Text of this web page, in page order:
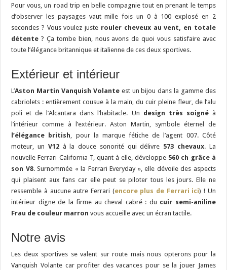
Pour vous, un road trip en belle compagnie tout en prenant le temps
d’observer les paysages vaut mille fois un 0 à 100 explosé en 2
secondes ? Vous voulez juste rouler cheveux au vent, en totale
détente ? Ça tombe bien, nous avons de quoi vous satisfaire avec
toute l’élégance britannique et italienne de ces deux sportives.
Extérieur et intérieur
L’Aston Martin Vanquish Volanteest un bijou dans la gamme des
cabriolets : entièrement cousue à la main, du cuir pleine fleur, de l’alu
poli et de l’Alcantara dans l’habitacle. Un design très soignéà
l’intérieur comme à l’extérieur. Aston Martin, symbole éternel de
l’élégance british, pour la marque fétiche de l’agent 007. Côté
moteur, un V12à la douce sonorité qui délivre 573 chevaux. La
nouvelle Ferrari California T, quant à elle, développe 560 ch grâce à
son V8. Surnommée « la Ferrari Everyday », elle dévoile des aspects
qui plaisent aux fans car elle peut se piloter tous les jours. Elle ne
ressemble à aucune autre Ferrari (encore plus de Ferrari ici) ! Un
intérieur digne de la firme au cheval cabré : du cuir semi-aniline
Frau de couleur marron vous accueille avec un écran tactile.
Notre avis
Les deux sportives se valent sur route mais nous opterons pour la
Vanquish Volante car profiter des vacances pour se la jouer James